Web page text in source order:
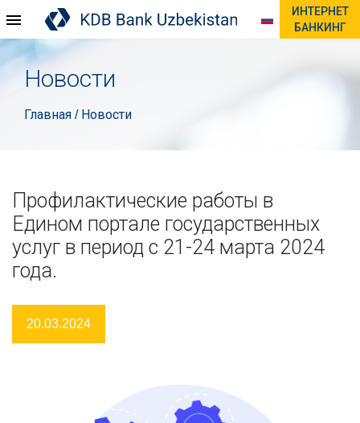
ИНТЕРНЕТ
БАНКИНГ
Новости
Главная / Новости
Профилактические работы в
Едином портале государственных
услуг в период с 21-24 марта 2024
года.
20.03.2024